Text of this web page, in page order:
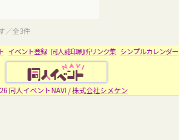
／全3件
イベント登録 同人誌印刷所リンク集 シンプルカレンダー
同人イベントNAVI /株式会社シメケン